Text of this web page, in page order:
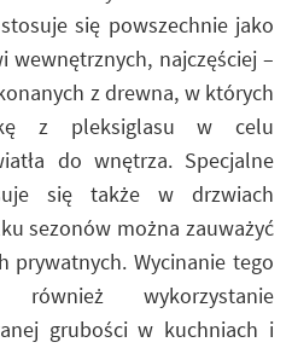
się powszechnie jako
wewnętrznych, najczęściej –
z drewna, w których
z pleksiglasu w celu
do wnętrza. Specjalne
się także w drzwiach
sezonów można zauważyć
prywatnych. Wycinanie tego
również wykorzystanie
grubości w kuchniach i